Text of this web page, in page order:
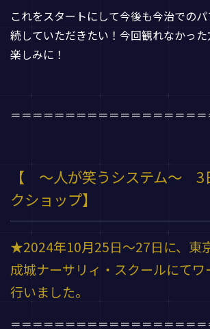
これをスタートにして今後も今治での
続していただきたい！今回観れなかっ
楽しみに！
＝＝＝＝＝＝＝＝＝＝＝＝＝＝＝＝＝
【 ～人が笑うシステム～ 3
クショップ】
★2024年10月25日～27日に、東
成城ナーサリィ・スクールにてワ
行いました。
＝＝＝＝＝＝＝＝＝＝＝＝＝＝＝＝＝